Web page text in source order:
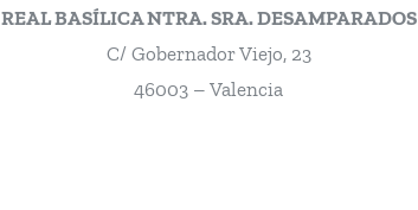
REAL BASÍLICA NTRA. SRA. DESAMPARADOS
C/ Gobernador Viejo, 23
46003 – Valencia